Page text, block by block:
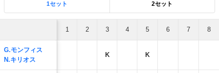
1セット 2セット
1 2 3 4 5 6 7 8
G.モンフィス
N.キリオス
K K